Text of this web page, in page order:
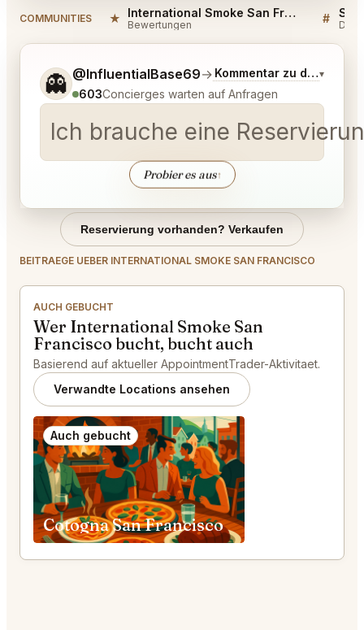
COMMUNITIES ★ International Smoke San Francisco Reviews
Bewertungen #
👻 @InfluentialBase69→ Kommentar zu den▾
603Concierges warten auf Anfragen
Ich brauche eine
Probier es aus↑
Sag mir noch etwas genauer, was du möchtest.
Reservierung vorhanden? Verkaufen
BEITRAEGE UEBER INTERNATIONAL SMOKE SAN FRANCISCO
AUCH GEBUCHT
Wer International Smoke San
Francisco bucht, bucht auch
Basierend auf aktueller AppointmentTrader-Aktivitaet.
Verwandte Locations ansehen
Auch gebucht
Cotogna San Francisco